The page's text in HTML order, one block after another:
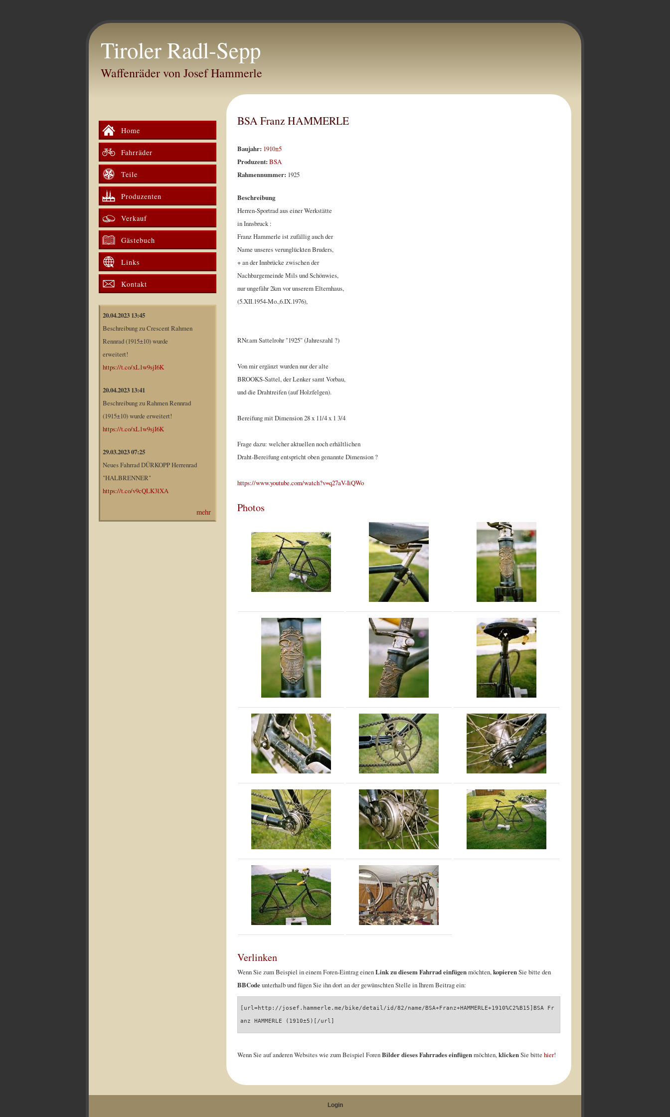
Tiroler Radl-Sepp
Waffenräder von Josef Hammerle
Home
Fahrräder
Teile
Produzenten
Verkauf
Gästebuch
Links
Kontakt
20.04.2023 13:45
Beschreibung zu Crescent Rahmen
Rennrad (1915±10) wurde
erweitert!
https://t.co/xL1w9sjI6K
20.04.2023 13:41
Beschreibung zu Rahmen Rennrad
(1915±10) wurde erweitert!
https://t.co/xL1w9sjI6K
29.03.2023 07:25
Neues Fahrrad DÜRKOPP Herrenrad
"HALBRENNER"
https://t.co/v9cQLK3lXA
mehr
BSA Franz HAMMERLE
Baujahr: 1910±5
Produzent: BSA
Rahmennummer: 1925
Beschreibung
Herren-Sportrad aus einer Werkstätte
in Innsbruck :
Franz Hammerle ist zufällig auch der
Name unseres verunglückten Bruders,
+ an der Innbrücke zwischen der
Nachbargemeinde Mils und Schönwies,
nur ungefähr 2km vor unserem Elternhaus,
(5.XII.1954-Mo.,6.IX.1976),
RNr.am Sattelrohr "1925" (Jahreszahl ?)
Von mir ergänzt wurden nur der alte
BROOKS-Sattel, der Lenker samt Vorbau,
und die Drahtreifen (auf Holzfelgen).
Bereifung mit Dimension 28 x 11/4 x 1 3/4
Frage dazu: welcher aktuellen noch erhältlichen
Draht-Bereifung entspricht oben genannte Dimension ?
https://www.youtube.com/watch?v=q27aV-IiQWo
Photos
Verlinken
Wenn Sie zum Beispiel in einem Foren-Eintrag einenLink zu diesem Fahrrad einfügenmöchten,kopierenSie bitte den
BBCodeunterhalb und fügen Sie ihn dort an der gewünschten Stelle in Ihrem Beitrag ein:
[url=http://josef.hammerle.me/bike/detail/id/82/name/BSA+Franz+HAMMERLE+1910%C2%B15]BSA Fr
anz HAMMERLE (1910±5)[/url]
Wenn Sie auf anderen Websites wie zum Beispiel ForenBilder dieses Fahrrades einfügenmöchten,klickenSie bittehier!
Login